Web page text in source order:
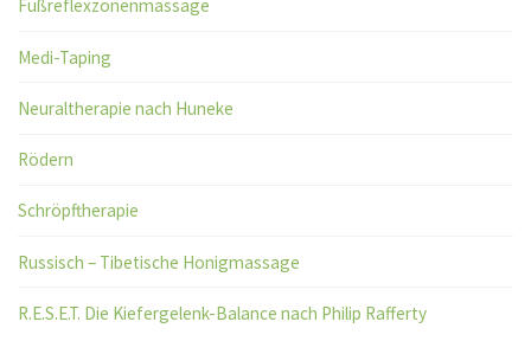
Fußreflexzonenmassage
Medi-Taping
Neuraltherapie nach Huneke
Rödern
Schröpftherapie
Russisch – Tibetische Honigmassage
R.E.S.E.T. Die Kiefergelenk-Balance nach Philip Rafferty